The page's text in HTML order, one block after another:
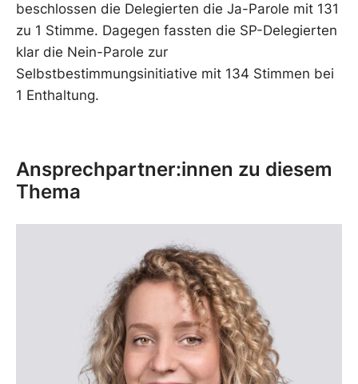
beschlossen die Delegierten die Ja-Parole mit 131
zu 1 Stimme. Dagegen fassten die SP-Delegierten
klar die Nein-Parole zur
Selbstbestimmungsinitiative mit 134 Stimmen bei
1 Enthaltung.
Ansprechpartner:innen zu diesem
Thema